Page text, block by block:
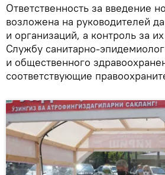
Ответственность за введение
возложена на руководителей
и организаций, а контроль за
Службу санитарно-
и общественного
соответствующие